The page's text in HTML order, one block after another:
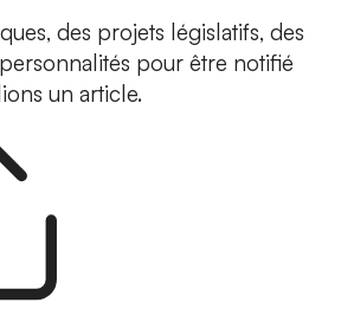
des projets législatifs, des
pour être notifié
un article.